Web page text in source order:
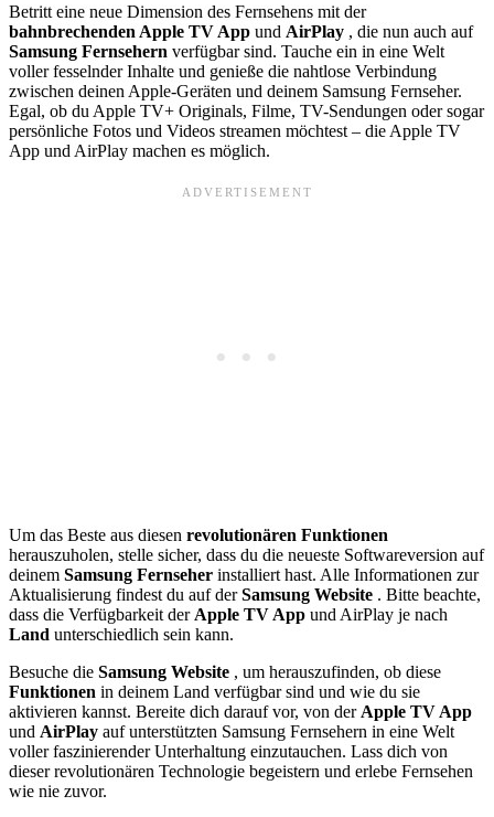
Betritt eine neue Dimension des Fernsehens mit der
bahnbrechenden Apple TV App und AirPlay , die nun auch auf
Samsung Fernsehern verfügbar sind. Tauche ein in eine Welt
voller fesselnder Inhalte und genieße die nahtlose Verbindung
zwischen deinen Apple-Geräten und deinem Samsung Fernseher.
Egal, ob du Apple TV+ Originals, Filme, TV-Sendungen oder sogar
persönliche Fotos und Videos streamen möchtest – die Apple TV
App und AirPlay machen es möglich.
Um das Beste aus diesen revolutionären Funktionen
herauszuholen, stelle sicher, dass du die neueste Softwareversion auf
deinem Samsung Fernseher installiert hast. Alle Informationen zur
Aktualisierung findest du auf derSamsung Website . Bitte beachte,
dass die Verfügbarkeit der Apple TV App und AirPlay je nach
Land unterschiedlich sein kann.
Besuche die Samsung Website , um herauszufinden, ob diese
Funktionen in deinem Land verfügbar sind und wie du sie
aktivieren kannst. Bereite dich darauf vor, von der Apple TV App
und AirPlay auf unterstützten Samsung Fernsehern in eine Welt
voller faszinierender Unterhaltung einzutauchen. Lass dich von
dieser revolutionären Technologie begeistern und erlebe Fernsehen
wie nie zuvor.